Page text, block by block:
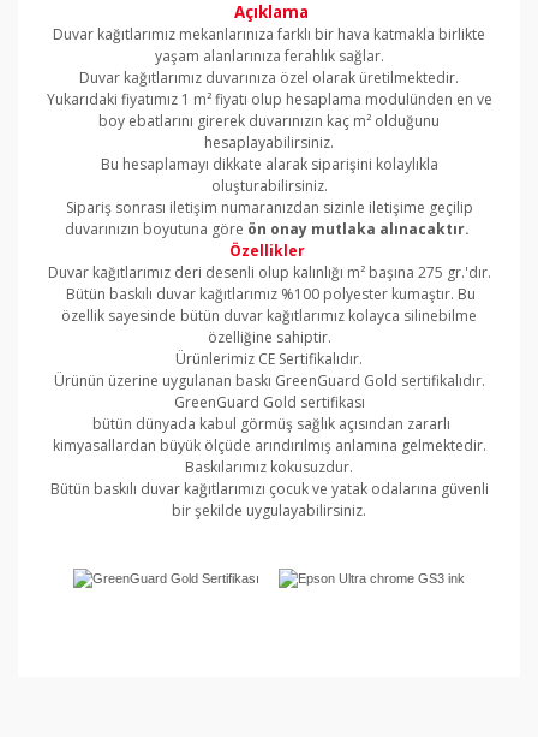
Açıklama
Duvar kağıtlarımız mekanlarınıza farklı bir hava katmakla birlikte
yaşam alanlarınıza ferahlık sağlar.
Duvar kağıtlarımız duvarınıza özel olarak üretilmektedir.
Yukarıdaki fiyatımız 1 m² fiyatı olup hesaplama modulünden en ve
boy ebatlarını girerek duvarınızın kaç m² olduğunu
hesaplayabilirsiniz.
Bu hesaplamayı dikkate alarak siparişini kolaylıkla
oluşturabilirsiniz.
Sipariş sonrası iletişim numaranızdan sizinle iletişime geçilip
duvarınızın boyutuna göre ön onay mutlaka alınacaktır.
Özellikler
Duvar kağıtlarımız deri desenli olup kalınlığı m² başına 275 gr.'dır.
Bütün baskılı duvar kağıtlarımız %100 polyester kumaştır. Bu
özellik sayesinde bütün duvar kağıtlarımız kolayca silinebilme
özelliğine sahiptir.
Ürünlerimiz CE Sertifikalıdır.
Ürünün üzerine uygulanan baskı GreenGuard Gold sertifikalıdır.
GreenGuard Gold sertifikası
bütün dünyada kabul görmüş sağlık açısından zararlı
kimyasallardan büyük ölçüde arındırılmış anlamına gelmektedir.
Baskılarımız kokusuzdur.
Bütün baskılı duvar kağıtlarımızı çocuk ve yatak odalarına güvenli
bir şekilde uygulayabilirsiniz.